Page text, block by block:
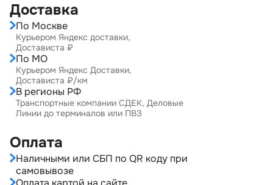
Доставка
По Москве
Курьером Яндекс доставки,
Достависта ₽
По МО
Курьером Яндекс Доставки,
Достависта ₽/км
В регионы РФ
Транспортные компании СДЕК, Деловые
Линии до терминалов или ПВЗ
Оплата
Наличными или СБП по QR коду при
самовывозе